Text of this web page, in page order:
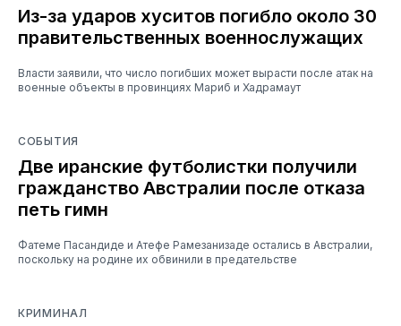
Из-за ударов хуситов погибло около 30
правительственных военнослужащих
Власти заявили, что число погибших может вырасти после атак на
военные объекты в провинциях Мариб и Хадрамаут
СОБЫТИЯ
Две иранские футболистки получили
гражданство Австралии после отказа
петь гимн
Фатеме Пасандиде и Атефе Рамезанизаде остались в Австралии,
поскольку на родине их обвинили в предательстве
КРИМИНАЛ